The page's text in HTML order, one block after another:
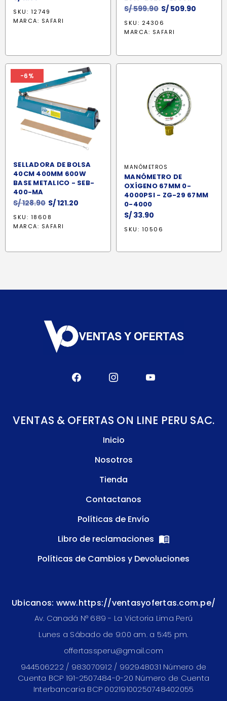
SKU: 12749
MARCA: SAFARI
S/599.90 El
precio
original
S/ 509.90
SKU: 24306
MARCA: SAFARI
-6%
SELLADORA DE BOLSA
40CM 400MM 600W
BASE METALICO - SEB-
400-MA
S/128.90 El
precio
original
S/121.20
SKU: 18608
MARCA: SAFARI
MANÓMETROS
MANÓMETRO DE
OXÍGENO 67MM 0-
4000PSI - ZG-29 67MM
0-4000
S/ 33.90
SKU: 10506
VENTAS & OFERTAS ON LINE PERU SAC.
Inicio
Nosotros
Tienda
Contactanos
Políticas de Envío
Libro de reclamaciones
Políticas de Cambios y Devoluciones
Ubicanos: www.https://ventasyofertas.com.pe/
Av. Canadá N° 689 - La Victoria Lima Perú
Lunes a Sábado de 9:00 am. a 5:45 pm.
offertassperu@gmail.com
944506222 / 983070912 / 992948031 Número de
Cuenta BCP 191-2507484-0-20 Número de Cuenta
Interbancaria BCP 00219100250748402055